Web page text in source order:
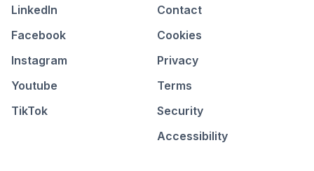
LinkedIn
Facebook
Instagram
Youtube
TikTok
Contact
Cookies
Privacy
Terms
Security
Accessibility